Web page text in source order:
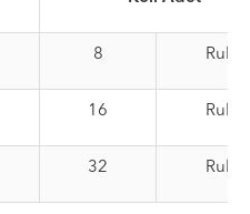
8 Rulo
16 Rulo
32 Rulo